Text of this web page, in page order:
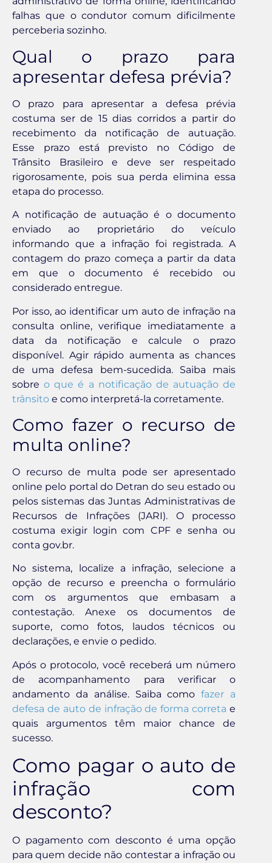
falhas que o condutor comum dificilmente
perceberia sozinho.
Qual o prazo para
apresentar defesa prévia?
O prazo para apresentar a defesa prévia
costuma ser de 15 dias corridos a partir do
recebimento da notificação de autuação.
Esse prazo está previsto no Código de
Trânsito Brasileiro e deve ser respeitado
rigorosamente, pois sua perda elimina essa
etapa do processo.
A notificação de autuação é o documento
enviado ao proprietário do veículo
informando que a infração foi registrada. A
contagem do prazo começa a partir da data
em que o documento é recebido ou
considerado entregue.
Por isso, ao identificar um auto de infração na
consulta online, verifique imediatamente a
data da notificação e calcule o prazo
disponível. Agir rápido aumenta as chances
de uma defesa bem-sucedida. Saiba mais
sobreo que é a notificação de autuação de
trânsito e como interpretá-la corretamente.
Como fazer o recurso de
multa online?
O recurso de multa pode ser apresentado
online pelo portal do Detran do seu estado ou
pelos sistemas das Juntas Administrativas de
Recursos de Infrações (JARI). O processo
costuma exigir login com CPF e senha ou
conta gov.br.
No sistema, localize a infração, selecione a
opção de recurso e preencha o formulário
com os argumentos que embasam a
contestação. Anexe os documentos de
suporte, como fotos, laudos técnicos ou
declarações, e envie o pedido.
Após o protocolo, você receberá um número
de acompanhamento para verificar o
andamento da análise. Saiba comofazer a
defesa de auto de infração de forma correta e
quais argumentos têm maior chance de
sucesso.
Como pagar o auto de
infração com
desconto?
O pagamento com desconto é uma opção
para quem decide não contestar a infração ou